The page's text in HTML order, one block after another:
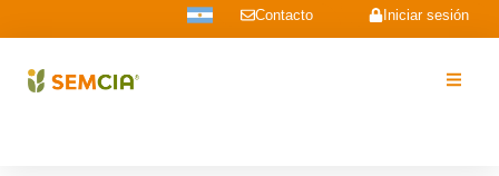
Iniciar sesión
Contacto